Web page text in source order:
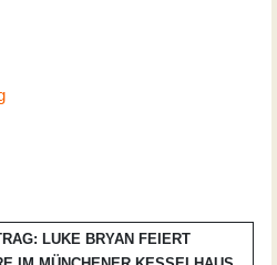
LUKE BRYAN FEIERT